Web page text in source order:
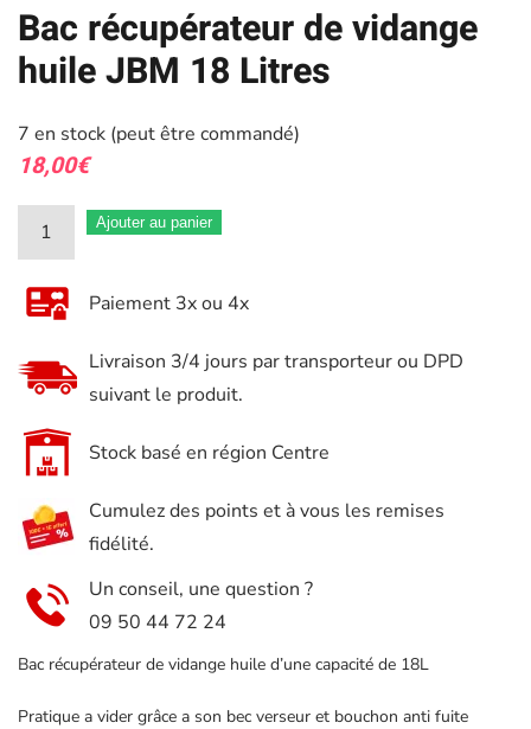
Bac récupérateur de vidange
huile JBM 18 Litres
7 en stock (peut être commandé)
18,00€
quantité
de
Bac
récupérateur
vidange
JBM
Litres
Ajouter au panier
Paiement 3x ou 4x
Livraison 3/4 jours par transporteur ou DPD
suivant le produit.
Stock basé en région Centre
Cumulez des points et à vous les remises
fidélité.
Un conseil, une question ?
09 50 44 72 24
Bac récupérateur de vidange huile d’une capacité de 18L
Pratique a vider grâce a son bec verseur et bouchon anti fuite